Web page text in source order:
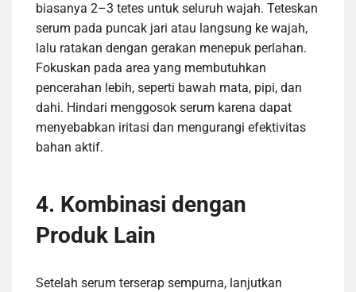
biasanya 2–3 tetes untuk seluruh wajah. Teteskan
serum pada puncak jari atau langsung ke wajah,
lalu ratakan dengan gerakan menepuk perlahan.
Fokuskan pada area yang membutuhkan
pencerahan lebih, seperti bawah mata, pipi, dan
dahi. Hindari menggosok serum karena dapat
menyebabkan iritasi dan mengurangi efektivitas
bahan aktif.
4. Kombinasi dengan
Produk Lain
Setelah serum terserap sempurna, lanjutkan